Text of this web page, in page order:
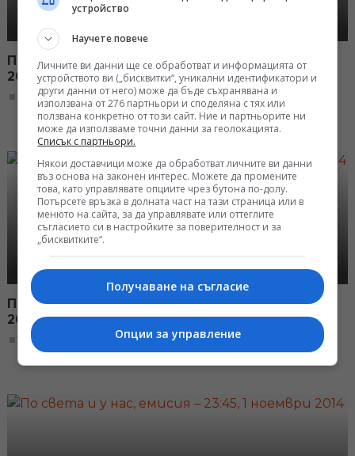
По света и у нас, емисия – 20:00, 2 ноември
2014
20:00, 02.11.2014
По света и у нас, емисия – 12:00, 2 ноември
2014
12:00, 02.11.2014
устройство
Научете повече
Личните ви данни ще се обработват и информацията от
устройството ви („бисквитки“, уникални идентификатори и
други данни от него) може да бъде съхранявана и
използвана от 276 партньори и споделяна с тях или
ползвана конкретно от този сайт. Ние и партньорите ни
може да използваме точни данни за геолокацията.
Списък с партньори.
Някои доставчици може да обработват личните ви данни
въз основа на законен интерес. Можете да промените
това, като управлявате опциите чрез бутона по-долу.
Потърсете връзка в долната част на тази страница или в
менюто на сайта, за да управлявате или оттеглите
съгласието си в настройките за поверителност и за
„бисквитките“.
Получаване на съгласие
Опции за управление